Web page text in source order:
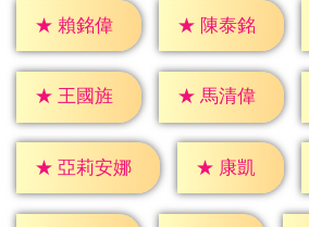
★ 賴銘偉 ★ 陳泰銘
★ 王國旌 ★ 馬清偉
★ 亞莉安娜 ★ 康凱